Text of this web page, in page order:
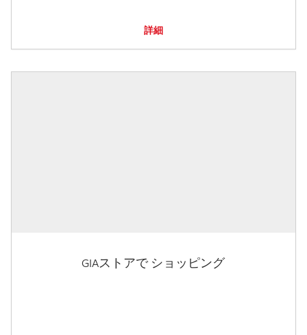
詳細
GIAストアで ショッピング